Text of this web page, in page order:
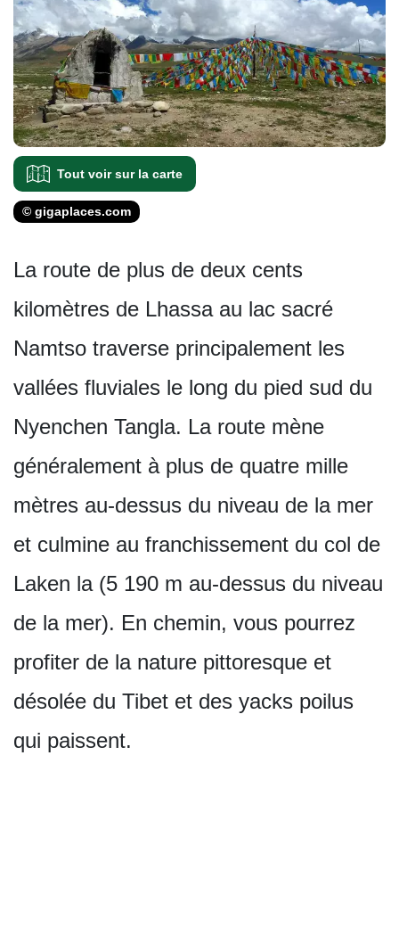
Tout voir sur la carte
© gigaplaces.com
La route de plus de deux cents
kilomètres de Lhassa au lac sacré
Namtso traverse principalement les
vallées fluviales le long du pied sud du
Nyenchen Tangla. La route mène
généralement à plus de quatre mille
mètres au-dessus du niveau de la mer
et culmine au franchissement du col de
Laken la (5 190 m au-dessus du niveau
de la mer). En chemin, vous pourrez
profiter de la nature pittoresque et
désolée du Tibet et des yacks poilus
qui paissent.